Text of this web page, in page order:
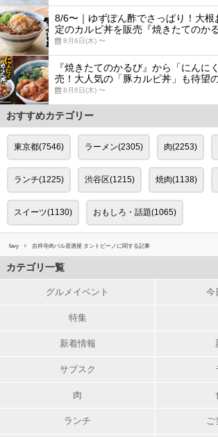
8/6〜｜ゆずぽん酢でさっぱり！大根
定のカルビ丼を販売『焼きたてのかる
8月6日(木) 〜
『焼きたてのかるび』から「にんに
売！大人気の「豚カルビ丼」も待望
8月6日(木) 〜
おすすめカテゴリー
東京都(7546) ラーメン(2305) 肉(2253)
ランチ(1225) 渋谷区(1215) 焼肉(1138)
スイーツ(1130) おもしろ・話題(1065)
favy 吉祥寺肉バル居酒屋 タントビーノに関する記事
カテゴリ一覧
グルメイベント 今
特集
新着情報
サブスク
肉
ランチ